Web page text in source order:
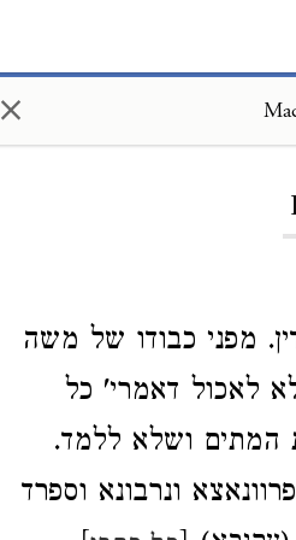
×
מפני כבודו של משה
לאכול דאמרי' כל
המתים ושלא ללמד.
ונרבונא וספרד